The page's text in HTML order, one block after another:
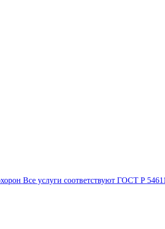
Все услуги соответствуют ГОСТ Р